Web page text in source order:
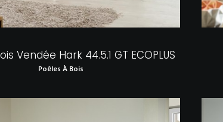
Vendée Hark 44.5.1 GT ECOPLUS
Poêles À Bois